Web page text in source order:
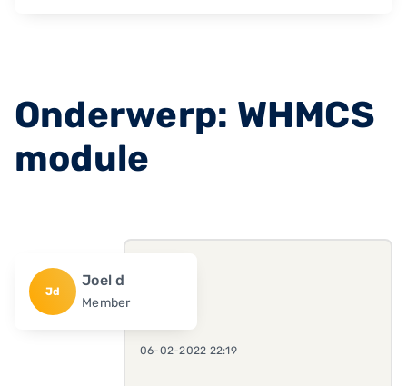
Onderwerp: WHMCS
module
Jd
Joel d
Member
06-02-2022 22:19